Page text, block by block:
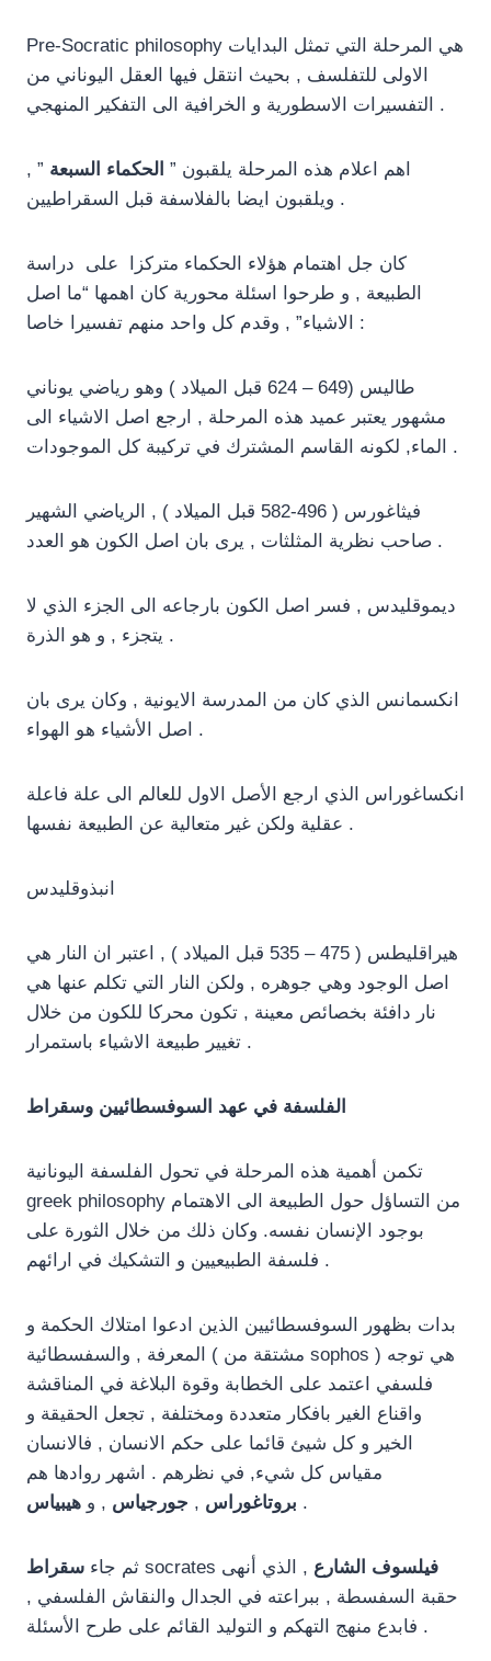
Pre-Socratic philosophy هي المرحلة التي تمثل البدايات
الاولى للتفلسف , بحيث انتقل فيها العقل اليوناني من
التفسيرات الاسطورية و الخرافية الى التفكير المنهجي .
اهم اعلام هذه المرحلة يلقبون ” الحكماء السبعة ” ,
ويلقبون ايضا بالفلاسفة قبل السقراطيين .
كان جل اهتمام هؤلاء الحكماء متركزا على دراسة
الطبيعة , و طرحوا اسئلة محورية كان اهمها “ما اصل
الاشياء” , وقدم كل واحد منهم تفسيرا خاصا :
طاليس (649 – 624 قبل الميلاد ) وهو رياضي يوناني
مشهور يعتبر عميد هذه المرحلة , ارجع اصل الاشياء الى
الماء, لكونه القاسم المشترك في تركيبة كل الموجودات .
فيثاغورس ( 496-582 قبل الميلاد ) , الرياضي الشهير
صاحب نظرية المثلثات , يرى بان اصل الكون هو العدد .
ديموقليدس , فسر اصل الكون بارجاعه الى الجزء الذي لا
يتجزء , و هو الذرة .
انكسمانس الذي كان من المدرسة الايونية , وكان يرى بان
اصل الأشياء هو الهواء .
انكساغوراس الذي ارجع الأصل الاول للعالم الى علة فاعلة
عقلية ولكن غير متعالية عن الطبيعة نفسها .
انبذوقليدس
هيراقليطس ( 475 – 535 قبل الميلاد ) , اعتبر ان النار هي
اصل الوجود وهي جوهره , ولكن النار التي تكلم عنها هي
نار دافئة بخصائص معينة , تكون محركا للكون من خلال
تغيير طبيعة الاشياء باستمرار .
الفلسفة في عهد السوفسطائيين وسقراط
تكمن أهمية هذه المرحلة في تحول الفلسفة اليونانية
greek philosophy من التساؤل حول الطبيعة الى الاهتمام
بوجود الإنسان نفسه. وكان ذلك من خلال الثورة على
فلسفة الطبيعيين و التشكيك في ارائهم .
بدات بظهور السوفسطائيين الذين ادعوا امتلاك الحكمة و
المعرفة , والسفسطائية ( مشتقة من sophos ) هي توجه
فلسفي اعتمد على الخطابة وقوة البلاغة في المناقشة
واقناع الغير بافكار متعددة ومختلفة , تجعل الحقيقة و
الخير و كل شيئ قائما على حكم الانسان , فالانسان
مقياس كل شيء, في نظرهم . اشهر روادها هم
بروتاغوراس , جورجياس , و هيبياس .
ثم جاء سقراط socrates فيلسوف الشارع , الذي أنهى
حقبة السفسطة , ببراعته في الجدال والنقاش الفلسفي ,
فابدع منهج التهكم و التوليد القائم على طرح الأسئلة .